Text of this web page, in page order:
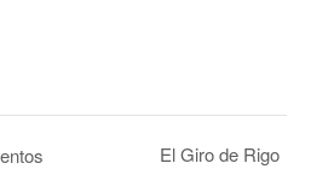
El Giro de Rigo